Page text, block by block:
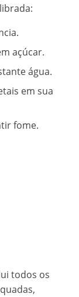
açúcar.
água.
em sua
fome.
todos os